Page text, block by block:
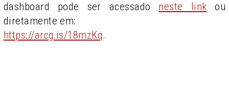
dashboard pode ser acessado neste link ou
diretamente em:
https://arcg.is/18mzKq.